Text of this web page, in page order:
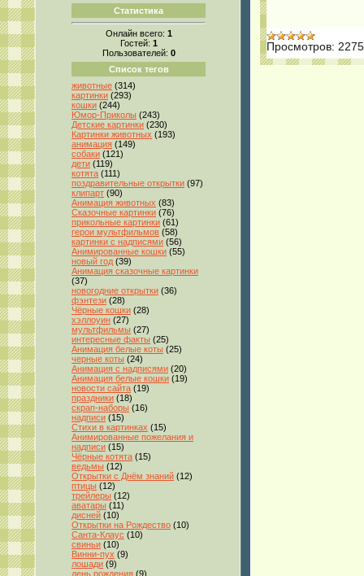
Статистика
Онлайн всего: 1
Гостей: 1
Пользователей: 0
Список тегов
животные (314)
картинки (293)
кошки (244)
Юмор-Приколы (243)
Детские картинки (230)
Картинки животных (193)
анимация (149)
собаки (121)
дети (119)
котята (111)
поздравительные открытки (97)
клипарт (90)
Анимация животных (83)
Сказочные картинки (76)
прикольные картинки (61)
герои мультфильмов (58)
картинки с надписями (56)
Анимированные кошки (55)
новый год (39)
Анимация сказочные картинки
(37)
новогодние открытки (36)
фэнтези (28)
Чёрные кошки (28)
хэллоуин (27)
мультфильмы (27)
интересные факты (25)
Анимация белые коты (25)
черные коты (24)
Анимация с надписями (20)
Анимация белые кошки (19)
новости сайта (19)
праздники (18)
скрап-наборы (16)
надписи (15)
Стихи в картинках (15)
Анимированные пожелания и
надписи (15)
Чёрные котята (15)
ведьмы (12)
Открытки с Днём знаний (12)
птицы (12)
трейлеры (12)
аватары (11)
дисней (10)
Открытки на Рождество (10)
Санта-Клаус (10)
свиньи (10)
Винни-пух (9)
лошади (9)
день рождения (9)
Просмотров: 2275